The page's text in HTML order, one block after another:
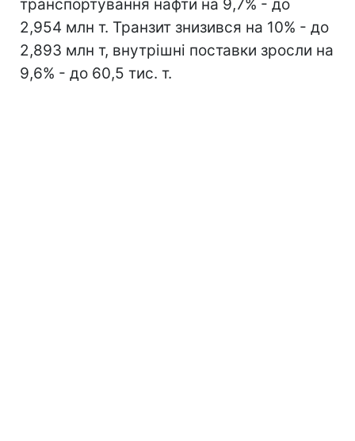
транспортування нафти на 9,7% - до
2,954 млн т. Транзит знизився на 10% - до
2,893 млн т, внутрішні поставки зросли на
9,6% - до 60,5 тис. т.